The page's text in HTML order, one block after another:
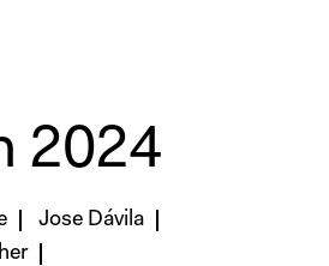
2024
Jose Dávila